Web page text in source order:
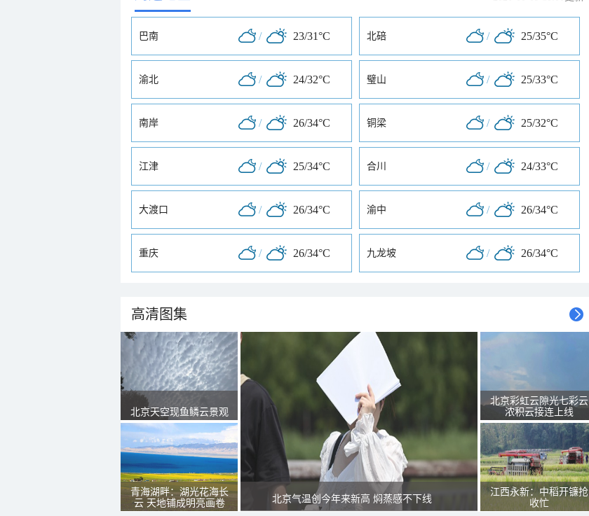
巴南 / 23/31°C 北碚 / 25/35°C
渝北 / 24/32°C 璧山 / 25/33°C
南岸 / 26/34°C 铜梁 / 25/32°C
江津 / 25/34°C 合川 / 24/33°C
大渡口 / 26/34°C 渝中 / 26/34°C
重庆 / 26/34°C 九龙坡 / 26/34°C
高清图集
北京天空现鱼鳞云景观
青海湖畔：湖光花海长
云 天地铺成明亮画卷
北京气温创今年来新高 焖蒸感不下线
北京彩虹云隙光七彩云
浓积云接连上线
江西永新：中稻开镰抢
收忙